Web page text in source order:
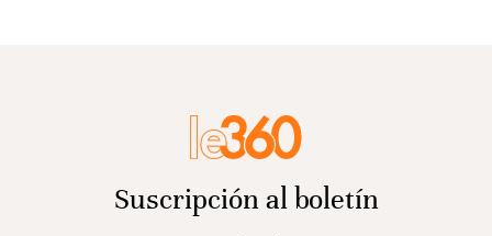
Suscripción al boletín